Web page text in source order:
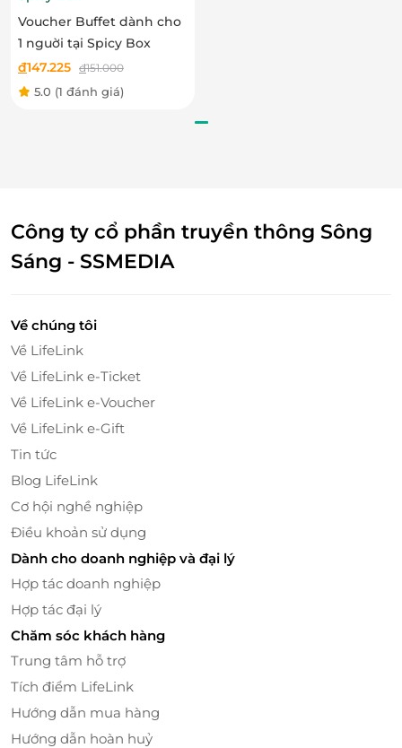
Hiện tại, trên LifeLink đang có ưu đãi E-Voucher cho
dịch vụ mua sắm tại nhiều thương hiệu nổi tiếng,
trong đó cóSagoGifts
Truy cập ngayLifeLink
Voucher Buffet dành cho
1 nguời tại Spicy Box
đ147.225 đ151.000
5.0 (1 đánh giá)
Công ty cổ phần truyền thông Sông
Sáng - SSMEDIA
Về chúng tôi
Về LifeLink
Về LifeLink e-Ticket
Về LifeLink e-Voucher
Về LifeLink e-Gift
Tin tức
Blog LifeLink
Cơ hội nghề nghiệp
Điều khoản sử dụng
Dành cho doanh nghiệp và đại lý
Hợp tác doanh nghiệp
Hợp tác đại lý
Chăm sóc khách hàng
Trung tâm hỗ trợ
Tích điểm LifeLink
Hướng dẫn mua hàng
Hướng dẫn hoàn huỷ